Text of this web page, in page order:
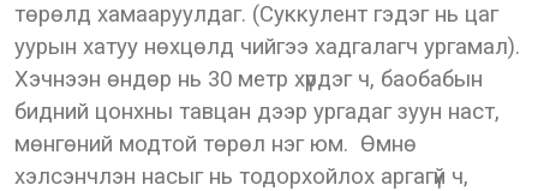
төрөлд хамааруулдаг. (Суккулент гэдэг нь цаг
уурын хатуу нөхцөлд чийгээ хадгалагч ургамал).
Хэчнээн өндөр нь 30 метр хүрдэг ч, баобабын
бидний цонхны тавцан дээр ургадаг зуун наст,
мөнгөний модтой төрөл нэг юм. Өмнө
хэлсэнчлэн насыг нь тодорхойлох аргагүй ч,